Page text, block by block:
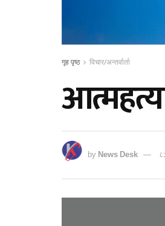
गृह पृष्ठ विचार/अन्तर्वार्ता
byNews Desk